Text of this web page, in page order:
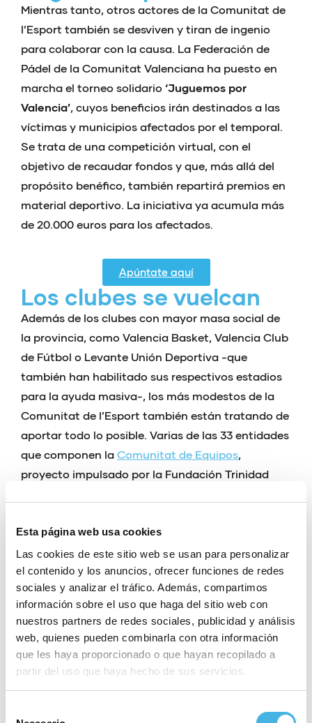
Esta página web usa cookies
Las cookies de este sitio web se usan para personalizar
el contenido y los anuncios, ofrecer funciones de redes
sociales y analizar el tráfico. Además, compartimos
información sobre el uso que haga del sitio web con
nuestros partners de redes sociales, publicidad y análisis
web, quienes pueden combinarla con otra información
que les haya proporcionado o que hayan recopilado a
partir del uso que haya hecho de sus servicios.
Mientras tanto, otros actores de la Comunitat de
l’Esport también se desviven y tiran de ingenio
para colaborar con la causa. La Federación de
Pádel de la Comunitat Valenciana ha puesto en
marcha el torneo solidario ‘Juguemos por
Valencia’, cuyos beneficios irán destinados a las
víctimas y municipios afectados por el temporal.
Se trata de una competición virtual, con el
objetivo de recaudar fondos y que, más allá del
propósito benéfico, también repartirá premios en
material deportivo. La iniciativa ya acumula más
de 20.000 euros para los afectados.
Apúntate aquí
Los clubes se vuelcan
Además de los clubes con mayor masa social de
la provincia, como Valencia Basket, Valencia Club
de Fútbol o Levante Unión Deportiva -que
también han habilitado sus respectivos estadios
para la ayuda masiva-, los más modestos de la
Comunitat de l’Esport también están tratando de
aportar todo lo posible. Varias de las 33 entidades
que componen la Comunitat de Equipos
proyecto impulsado por la Fundación Trinidad
distintas, se han volcado con las víctimas.
Les Abelles y el Rugby Club Valencia. Los
dos clubes de rugby por antonomasia en la
ciudad de Valencia se han unido para
recoger ropa, alimentos y enseres a partir de
este mismo lunesen el Polideportivo Quatre
Carreres.¿Qué se necesita?Ambos equipos
han informado que la ropa interior,
limpieza e higiene personal son necesarios. Y,